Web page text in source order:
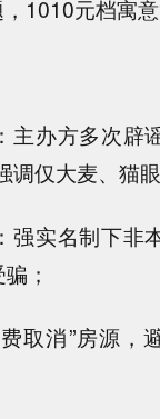
1010元档寓意
主办方多次辟
调仅大麦、猫
强实名制下非
；
取消”房源，